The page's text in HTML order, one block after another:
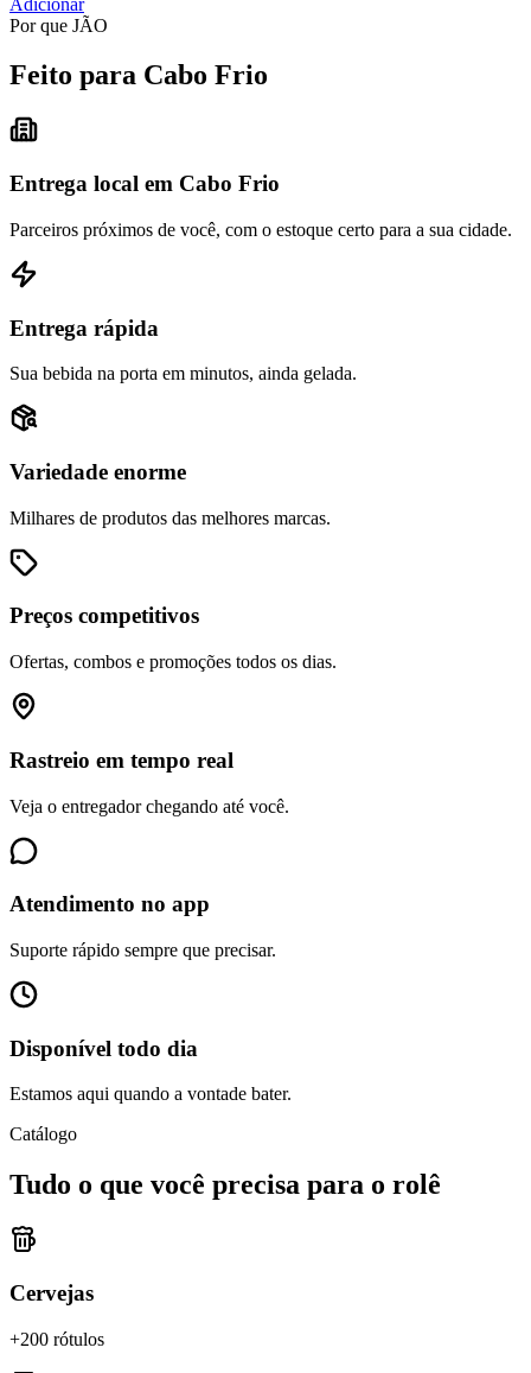
Por que JÃO
Feito para Cabo Frio
Entrega local em Cabo Frio
Parceiros próximos de você, com o estoque certo para a sua cidade.
Entrega rápida
Sua bebida na porta em minutos, ainda gelada.
Variedade enorme
Milhares de produtos das melhores marcas.
Preços competitivos
Ofertas, combos e promoções todos os dias.
Rastreio em tempo real
Veja o entregador chegando até você.
Atendimento no app
Suporte rápido sempre que precisar.
Disponível todo dia
Estamos aqui quando a vontade bater.
Catálogo
Tudo o que você precisa para o rolê
Cervejas
+200 rótulos